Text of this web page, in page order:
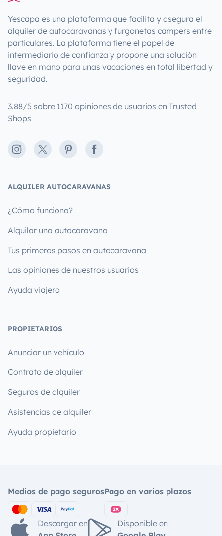
Yescapa es una plataforma que facilita y asegura el
alquiler de autocaravanas y furgonetas campers entre
particulares. La plataforma tiene el papel de
intermediario de confianza y propone una solución
llave en mano para unas vacaciones en total libertad y
seguridad.
3.88/5 sobre 1170 opiniones de usuarios en Trusted
Shops
Instagram
X PinterestFacebook
ALQUILER AUTOCARAVANAS
¿Cómo funciona?
Alquilar una autocaravana
Tus primeros pasos en autocaravana
Las opiniones de nuestros usuarios
Ayuda viajero
PROPIETARIOS
Anunciar un vehículo
Contrato de alquiler
Seguros de alquiler
Asistencias de alquiler
Ayuda propietario
Medios de pago segurosPago en varios plazos
Descargar en
Disponible en